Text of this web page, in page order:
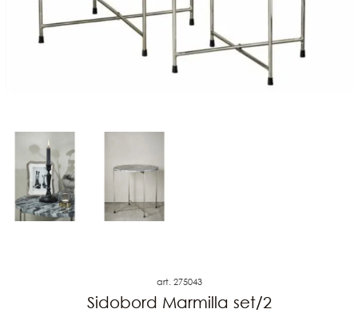
art. 275043
Sidobord Marmilla set/2